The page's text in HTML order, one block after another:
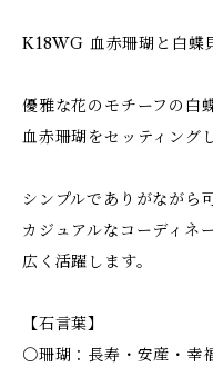
K18WG 血赤珊瑚と白
優雅な花のモチーフの白
血赤珊瑚をセッティング
シンプルでありがながら
カジュアルなコーディネ
広く活躍します。
【石言葉】
〇珊瑚：長寿・安産・幸